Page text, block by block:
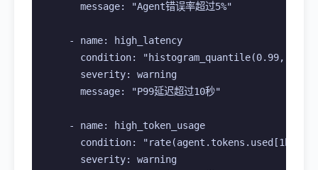
      message: "Agent错误率超过5%"
    - name: high_latency
condition: "histogram_quantile(0.99,
      severity: warning
      message: "P99延迟超过10秒"
    - name: high_token_usage
condition: "rate(agent.tokens.used[1h]) >
      severity: warning